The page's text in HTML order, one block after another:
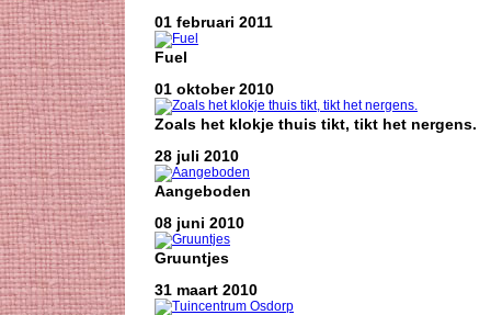
01 februari 2011
Fuel
01 oktober 2010
Zoals het klokje thuis tikt, tikt het nergens.
28 juli 2010
Aangeboden
08 juni 2010
Gruuntjes
31 maart 2010